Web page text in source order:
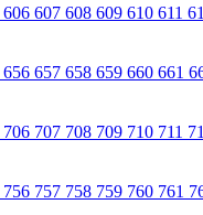
606 607 608 609 610 611
656 657 658 659 660 661
706 707 708 709 710 711
756 757 758 759 760 761